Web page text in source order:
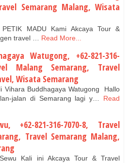
Semarang Malang, Wisata
PETIK MADU Kami Akcaya Tour &
travel …
Read More...
Watugong, +62-821-316-
Malang Semarang, Travel
Wisata Semarang
Vihara Buddhagaya Watugong Hallo
jalan di Semarang lagi y…
Read
+62-821-316-7070-8, Travel
Travel Semarang Malang,
Kali ini Akcaya Tour & Travel